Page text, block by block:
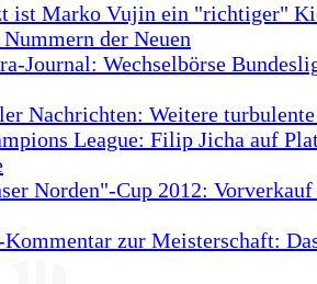
ist Marko Vujin ein "richtiger"
der Neuen
Journal: Wechselbörse
Nachrichten: Weitere
League: Filip Jicha auf
Norden"-Cup 2012: Vorverkauf
zur Meisterschaft: